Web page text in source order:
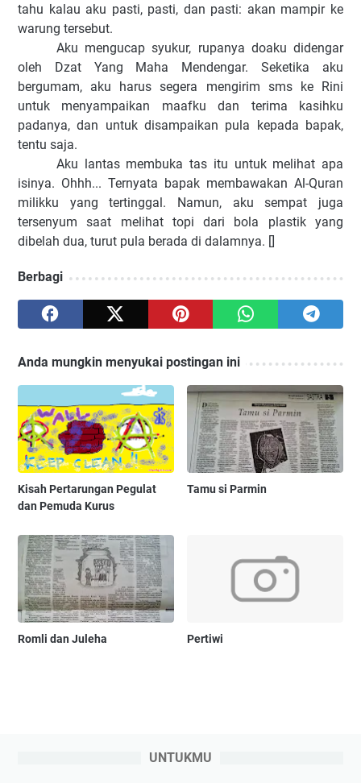
tahu kalau aku pasti, pasti, dan pasti: akan mampir ke
warung tersebut.
Aku mengucap syukur, rupanya doaku didengar
oleh Dzat Yang Maha Mendengar. Seketika aku
bergumam, aku harus segera mengirim sms ke Rini
untuk menyampaikan maafku dan terima kasihku
padanya, dan untuk disampaikan pula kepada bapak,
tentu saja.
Aku lantas membuka tas itu untuk melihat apa
isinya. Ohhh... Ternyata bapak membawakan Al-Quran
milikku yang tertinggal. Namun, aku sempat juga
tersenyum saat melihat topi dari bola plastik yang
dibelah dua, turut pula berada di dalamnya. []
Berbagi
Anda mungkin menyukai postingan ini
Kisah Pertarungan Pegulat
dan Pemuda Kurus
Tamu si Parmin
Romli dan Juleha Pertiwi
UNTUKMU